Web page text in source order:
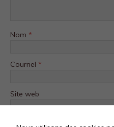
Nom *
Courriel *
Site web